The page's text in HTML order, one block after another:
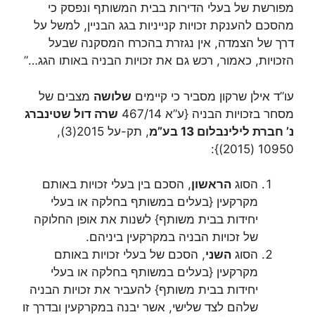
מפורשת של בעלי הדירות בבית המשותף ונפסק כי
מהסכם להענקת זכויות קנייניות בגג הבניין, למשל על
דרך של הצמדה, אין נגזרת בהכרח המסקנה שבעל
הזכויות, כאמור, רכש גם את זכויות הבניה באותו הגג…”
עו”ד אילן שרקון מסביר כי קיימים שלושה מצבים של
מסחר בזכויות הבניה {ע”א 467/14
שרה דול שטינברג
נ’ חברת לילינבלום 13 בע”מ
, תק-על 2015(3),
10950 (2015)}:
הסוג הראשון, הסכם בין בעלי זכויות באותם
מקרקעין {בעלים במשותף בחלקה או בעלי
יחידות בבית משותף} לשנות את אופן החלוקה
של זכויות הבניה במקרקעין ביניהם.
הסוג השני, הסכם של בעלי זכויות באותם
מקרקעין {בעלים במשותף בחלקה או בעלי
יחידות בבית משותף} להעביר את זכויות הבניה
שלהם לצד שלישי, אשר יבנה במקרקעין ובדרך זו